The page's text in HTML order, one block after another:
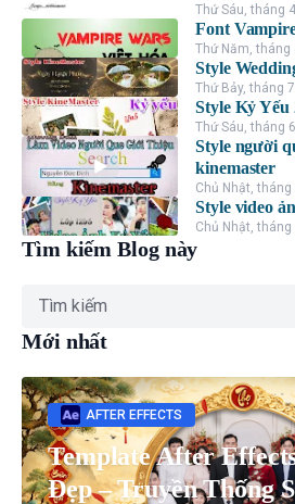
Thứ Sáu, tháng
Font
Thứ Năm, tháng
Style
Thứ Bảy, tháng
Style Kỷ Yếu
Thứ Sáu, tháng
Style người
kinemaster
Chủ Nhật,
Style video
Chủ Nhật,
Tìm kiếm Blog này
Mới nhất
AFTER EFFECTS
Template After
Đẹp – Truyền Thống